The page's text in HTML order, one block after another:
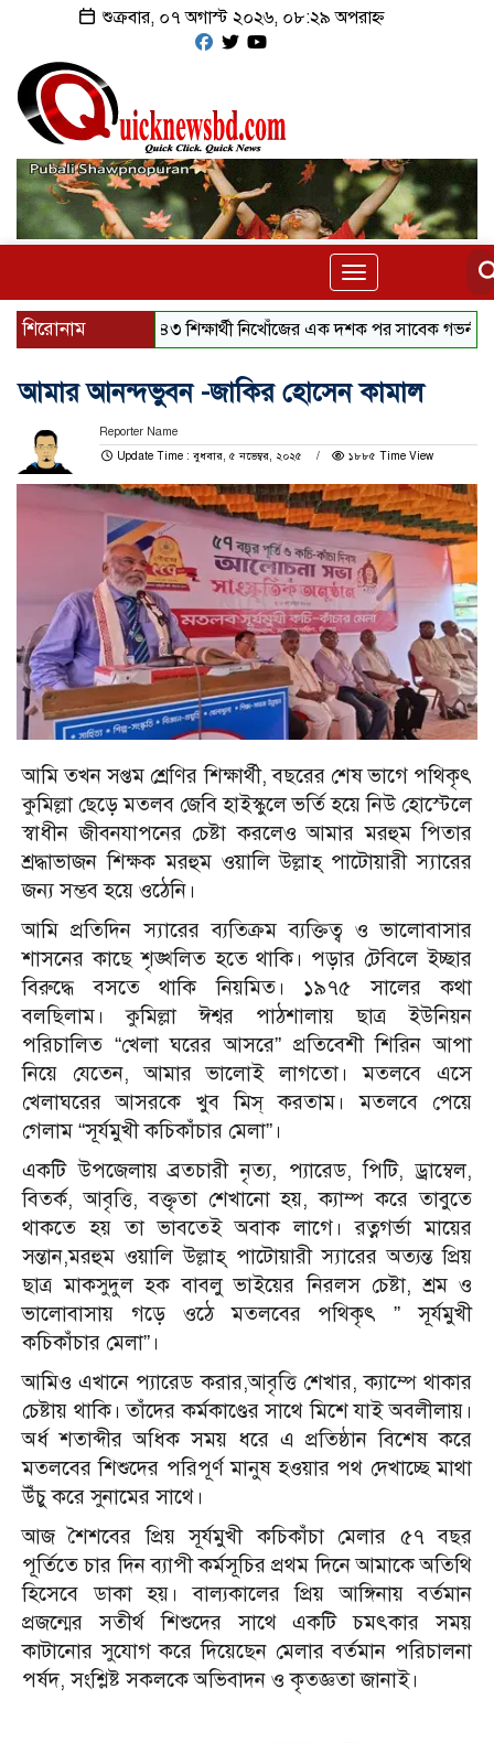
শুক্রবার, ০৭ অগাস্ট ২০২৬, ০৮:২৯ অপরাহ্ন
Toggle
navigation
শিরোনাম ৪৩ শিক্ষার্থী নিখোঁজের এক দশক পর সাবেক গভর্নর
আমার আনন্দভুবন -জাকির হোসেন কামাল
Reporter Name
Update Time : বুধবার, ৫ নভেম্বর, ২০২৫
১৮৮৫ Time View
আমি তখন সপ্তম শ্রেণির শিক্ষার্থী, বছরের শেষ ভাগে পথিকৃৎ
কুমিল্লা ছেড়ে মতলব জেবি হাইস্কুলে ভর্তি হয়ে নিউ হোস্টেলে
স্বাধীন জীবনযাপনের চেষ্টা করলেও আমার মরহুম পিতার
শ্রদ্ধাভাজন শিক্ষক মরহুম ওয়ালি উল্লাহ্ পাটোয়ারী স্যারের
জন্য সম্ভব হয়ে ওঠেনি।
আমি প্রতিদিন স্যারের ব্যতিক্রম ব্যক্তিত্ব ও ভালোবাসার
শাসনের কাছে শৃঙ্খলিত হতে থাকি। পড়ার টেবিলে ইচ্ছার
বিরুদ্ধে বসতে থাকি নিয়মিত। ১৯৭৫ সালের কথা
বলছিলাম। কুমিল্লা ঈশ্বর পাঠশালায় ছাত্র ইউনিয়ন
পরিচালিত “খেলা ঘরের আসরে” প্রতিবেশী শিরিন আপা
নিয়ে যেতেন, আমার ভালোই লাগতো। মতলবে এসে
খেলাঘরের আসরকে খুব মিস্ করতাম। মতলবে পেয়ে
গেলাম “সূর্যমুখী কচিকাঁচার মেলা”।
একটি উপজেলায় ব্রতচারী নৃত্য, প্যারেড, পিটি, ড্রাম্বেল,
বিতর্ক, আবৃত্তি, বক্তৃতা শেখানো হয়, ক্যাম্প করে তাবুতে
থাকতে হয় তা ভাবতেই অবাক লাগে। রত্নগর্ভা মায়ের
সন্তান,মরহুম ওয়ালি উল্লাহ্ পাটোয়ারী স্যারের অত্যন্ত প্রিয়
ছাত্র মাকসুদুল হক বাবলু ভাইয়ের নিরলস চেষ্টা, শ্রম ও
ভালোবাসায় গড়ে ওঠে মতলবের পথিকৃৎ ” সূর্যমুখী
কচিকাঁচার মেলা”।
আমিও এখানে প্যারেড করার,আবৃত্তি শেখার, ক্যাম্পে থাকার
চেষ্টায় থাকি। তাঁদের কর্মকাণ্ডের সাথে মিশে যাই অবলীলায়।
অর্ধ শতাব্দীর অধিক সময় ধরে এ প্রতিষ্ঠান বিশেষ করে
মতলবের শিশুদের পরিপূর্ণ মানুষ হওয়ার পথ দেখাচ্ছে মাথা
উঁচু করে সুনামের সাথে।
আজ শৈশবের প্রিয় সূর্যমুখী কচিকাঁচা মেলার ৫৭ বছর
পূর্তিতে চার দিন ব্যাপী কর্মসূচির প্রথম দিনে আমাকে অতিথি
হিসেবে ডাকা হয়। বাল্যকালের প্রিয় আঙ্গিনায় বর্তমান
প্রজন্মের সতীর্থ শিশুদের সাথে একটি চমৎকার সময়
কাটানোর সুযোগ করে দিয়েছেন মেলার বর্তমান পরিচালনা
পর্ষদ, সংশ্লিষ্ট সকলকে অভিবাদন ও কৃতজ্ঞতা জানাই।